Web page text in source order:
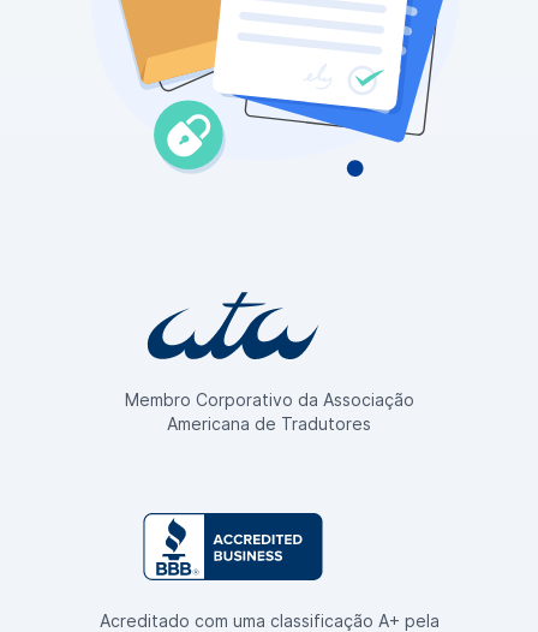
Membro Corporativo da Associação
Americana de Tradutores
Acreditado com uma classificação A+ pela